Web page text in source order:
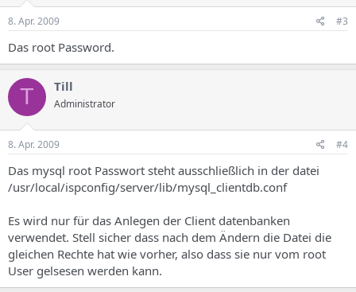
8. Apr. 2009 #3
Das root Password.
T Till
Administrator
8. Apr. 2009 #4
Das mysql root Passwort steht ausschließlich in der datei
/usr/local/ispconfig/server/lib/mysql_clientdb.conf
Es wird nur für das Anlegen der Client datenbanken
verwendet. Stell sicher dass nach dem Ändern die Datei die
gleichen Rechte hat wie vorher, also dass sie nur vom root
User gelsesen werden kann.